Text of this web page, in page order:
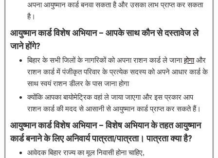
अपना आयुष्मान कार्ड बनवा सकता है और उसका लाभ प्राप्त कर सकता
है।
आयुष्मान कार्ड विशेष अभियान – आपके साथ कौन से दस्तावेज ले
जाने होंगे?
बिहार के सभी जिलों के नागरिकों को अपना राशन कार्ड ले जानाहोगाऔर
राशन कार्ड में पंजीकृत परिवार के प्रत्येक सदस्य को अपने आधार कार्ड के
साथ स्वयं राशन डीलर के पास जाना होगा
क्योंकि आपका बायोमेट्रिक वहां ले जाया जाएगा और इस प्रकार आप
राशन कार्ड की मदद से आसानी से आयुष्मान कार्ड प्राप्त कर सकते हैं।
आयुष्मान कार्ड विशेष अभियान – विशेष अभियान के तहत आयुष्मान
कार्ड बनाने के लिए अनिवार्य पात्रता/पात्रता। पात्रता क्या है?
आवेदक बिहार राज्य का मूल निवासी होना चाहिए,